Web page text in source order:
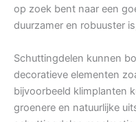
op zoek bent naar een
duurzamer en robuuster
Schuttingdelen kunnen
decoratieve elementen
bijvoorbeeld klimplanten
groenere en natuurlijke